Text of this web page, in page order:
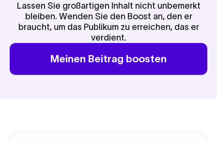
Lassen Sie großartigen Inhalt nicht unbemerkt
bleiben. Wenden Sie den Boost an, den er
braucht, um das Publikum zu erreichen, das er
verdient.
Meinen Beitrag boosten